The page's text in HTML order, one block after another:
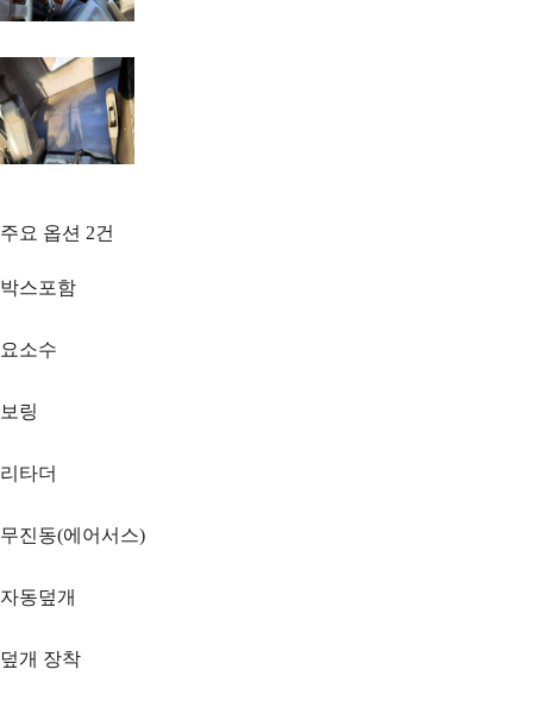
주요 옵션 2건
박스포함
요소수
보링
리타더
무진동(에어서스)
자동덮개
덮개 장착